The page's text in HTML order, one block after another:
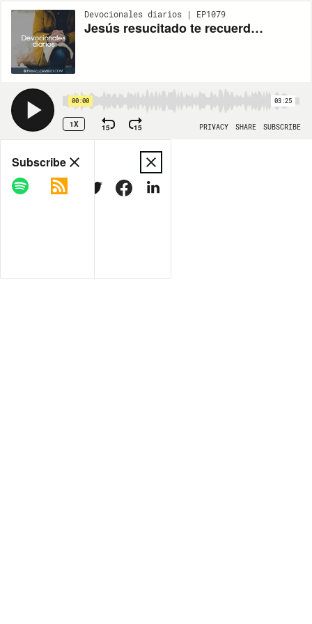
Devocionales diarios | EP1079
Jesús resucitado te recuerda tu bautismo
00:00 03:25
1X 15 15 PRIVACY SHARE SUBSCRIBE
Share
COPY LINK
Subscribe